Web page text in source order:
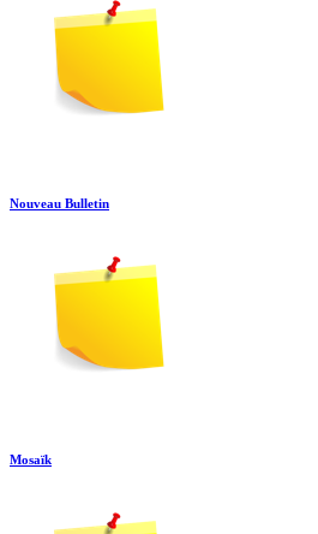
Nouveau Bulletin
Mosaïk